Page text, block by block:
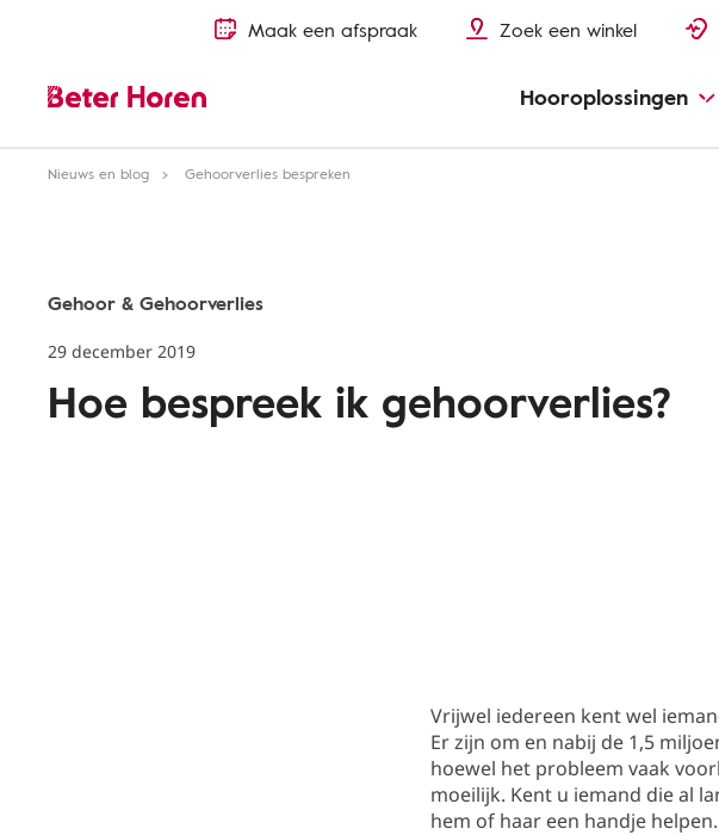
Maak een afspraak Zoek een winkel
Hooroplossingen
Nieuws en blog Gehoorverlies bespreken
Gehoor & Gehoorverlies
29 december 2019
Hoe bespreek ik gehoorverlies?
Vrijwel iedereen kent wel
Er zijn om en nabij de 1,5
hoewel het probleem vaak
moeilijk. Kent u iemand die al
hem of haar een handje helpen.